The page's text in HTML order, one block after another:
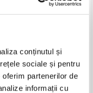
conținutul și
sociale și pentru
partenerilor de
informații cu